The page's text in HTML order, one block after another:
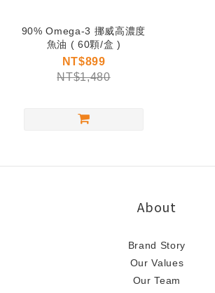
90% Omega-3 挪威高濃度
魚油 ( 60顆/盒 )
NT$899
NT$1,480
About
Brand Story
Our Values
Our Team